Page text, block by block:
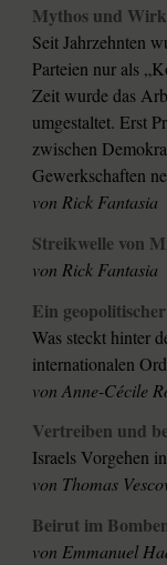
Mythos und
Seit Jahrzehnten
Parteien nur als
Zeit wurde das
umgestaltet. Erst
zwischen
Gewerkschaften
von Rick Fantasia
Streikwelle von
von Rick Fantasia
Ein
Was steckt hinter dem
internationalen
vonAnne-Cécile
Vertreiben
Israels Vorgehen
von Thomas
Beirut im
von Emmanuel